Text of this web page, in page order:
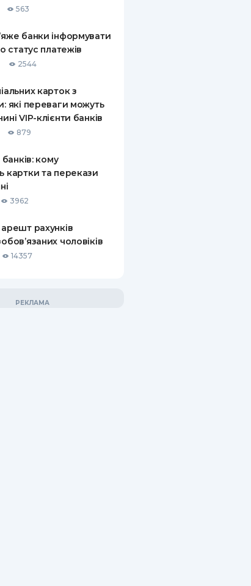
563
банки інформувати
статус платежів
2544
карток з
які переваги можуть
VIP-клієнти банків
879
банків: кому
картки та перекази
3962
рахунків
чоловіків
14357